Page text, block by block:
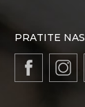
PRATITE NAS